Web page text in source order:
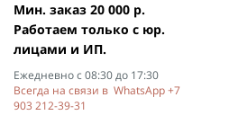
Мин. заказ 20 000 р.
Работаем только с юр.
лицами и ИП.
Ежедневно с 08:30 до 17:30
Всегда на связи в WhatsApp +7
903 212-39-31